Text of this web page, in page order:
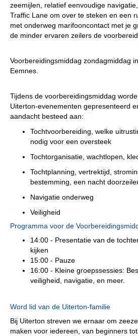
zeemijlen, relatief eenvoudige
Traffic Lane om over te steken en een
met onderweg marifooncontact met je
de minder ervaren zeilers de
Voorbereidingsmiddag zondagmiddag
Eemnes.
Tijdens de voorbereidingsmiddag
Uiterton-evenementen gepresenteerd
aandacht besteed aan:
Tochtvoorbereiding, welke
nodig voor een oversteek
Tochtorganisatie, wachtlopen,
Tochtplanning, vertrektijd,
bestemming, een nacht
Navigatie onderweg
Veiligheid
Programma voor de
14:00 - Presentatie van de
kijken
15:00 - Pauze
16:00 - Kleine groepssessies:
veiligheid, navigatie, en meer.
Word lid van de Uiterton-familie
Bij Uiterton streven we ernaar om
maken voor iedereen, van beginners